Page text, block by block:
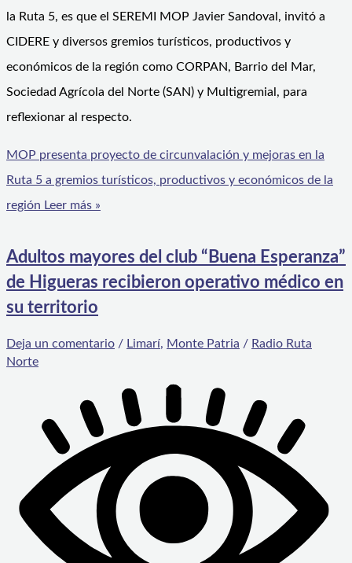
la Ruta 5, es que el SEREMI MOP Javier Sandoval, invitó a
CIDERE y diversos gremios turísticos, productivos y
económicos de la región como CORPAN, Barrio del Mar,
Sociedad Agrícola del Norte (SAN) y Multigremial, para
reflexionar al respecto.
MOP presenta proyecto de circunvalación y mejoras en la
Ruta 5 a gremios turísticos, productivos y económicos de la
región Leer más »
Adultos mayores del club “Buena Esperanza”
de Higueras recibieron operativo médico en
su territorio
Deja un comentario / Limarí, Monte Patria / Radio Ruta
Norte